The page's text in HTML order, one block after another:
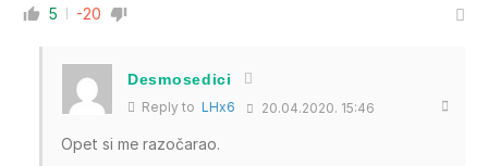
5 -20
Desmosedici
Reply to LHx6 20.04.2020. 15:46
Opet si me razočarao.